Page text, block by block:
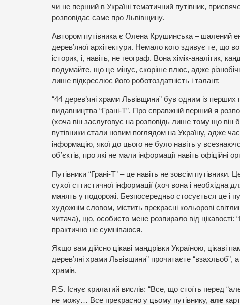
чи не перший в Україні тематичний путівник,
розповідає саме про Львівщину.
Автором путівника є Олена Крушинська – шалений
дерев’яної архітектури. Немало кого здивує те, що
історик, і, навіть, не географ. Вона хімік-аналітик,
подумайте, що це мінус, скоріше плюс, адже
лише підкреслює його роботоздатність і талант.
“44 дерев’яні храми Львівщини” був одним із перших
видавництва “Грані-Т”. Про справжній перший я
(хоча він заслуговує на розповідь лише тому що він
путівники стали новим поглядом на Україну, адже
інформацію, якої до цього не було навіть у
об’єктів, про які не мали інформації навіть офіційні
Путівники “Грані-Т” – це навіть не зовсім путівники.
сухої сттистичної інформації (хоч вона і необхідна
манять у подорожі. Безпосередньо стосується це і
художнім словом, містить прекрасні кольорові
читача), що, особисто мене розпирало від цікавості:
практично не сумніваюся.
Якщо вам дійсно цікаві мандрівки Україною, цікаві
дерев’яні храми Львівщини” прочитаєте
храмів.
P.S. Існує крилатий вислів: “Все, що стоїть перед
не можу… Все прекрасно у цьому путівнику, але